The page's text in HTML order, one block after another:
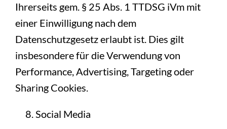
Ihrerseits gem. § 25 Abs. 1 TTDSG iVm mit
einer Einwilligung nach dem
Datenschutzgesetz erlaubt ist. Dies gilt
insbesondere für die Verwendung von
Performance, Advertising, Targeting oder
Sharing Cookies.
Social Media